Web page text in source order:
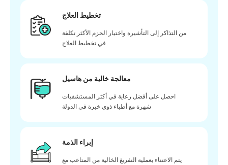
تخطيط العلاج
من التذاكر إلى التأشيرة واختيار الحزم الأكثر تكلفة
في تخطيط العلاج
معالجة خالية من هاسيل
احصل على أفضل رعاية في أكثر المستشفيات
شهرة مع أطباء ذوي خبرة في الدولة
إبراء الذمة
يتم الاعتناء بعملية التفريغ الخالية من المتاعب مع